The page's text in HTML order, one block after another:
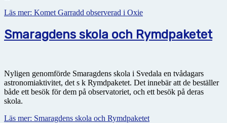
Läs mer: Komet Garradd observerad i Oxie
Smaragdens skola och Rymdpaketet
Nyligen genomförde Smaragdens skola i Svedala en tvådagars
astronomiaktivitet, det s k Rymdpaketet. Det innebär att de beställer
både ett besök för dem på observatoriet, och ett besök på deras
skola.
Läs mer: Smaragdens skola och Rymdpaketet